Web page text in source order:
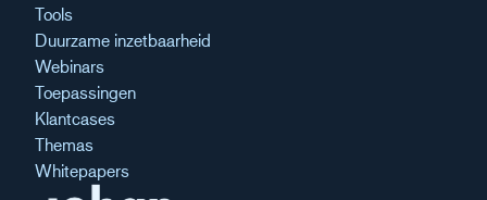
Tools
Duurzame inzetbaarheid
Webinars
Toepassingen
Klantcases
Themas
Whitepapers